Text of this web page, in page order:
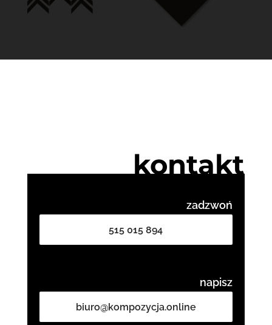
kontakt
zadzwoń
515 015 894
napisz
biuro@kompozycja.online